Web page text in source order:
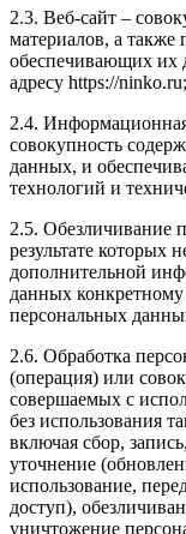
2.3. Веб-сайт –
материалов, а
обеспечивающих их
адресу https://ninko.ru;
2.4.
совокупность
данных, и
технологий и
2.5. Обезличивание
результате которых
дополнительной
данных
персональных
2.6. Обработка
(операция) или
совершаемых с
без использования
включая сбор,
уточнение
использование,
доступ),
уничтожение